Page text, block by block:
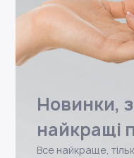
Новинки,
найкращі
Все найкраще,